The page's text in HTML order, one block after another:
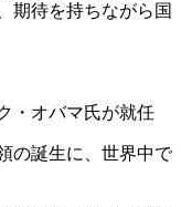
期待を持ちながら国
・オバマ氏が就任
の誕生に、世界中で